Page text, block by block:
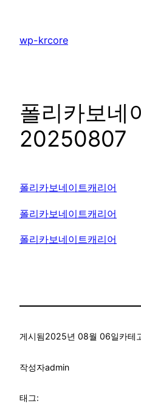
wp-krcore
폴리카보네
20250807
폴리카보네이트캐리어
폴리카보네이트캐리어
폴리카보네이트캐리어
게시됨2025년 08월 06일카테
작성자admin
태그: